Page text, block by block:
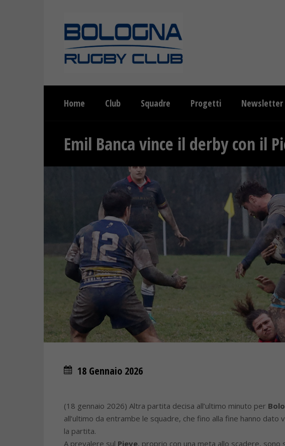
Home Club Squadre Progetti Newsletter
Emil Banca vince il derby con il
18 Gennaio 2026
(18 gennaio 2026) Altra partita decisa all’ultimo minuto per
all’ultimo da entrambe le squadre, che fino alla fine hanno
la partita.
A prevalere sul Pieve, proprio con una meta allo scadere, sono